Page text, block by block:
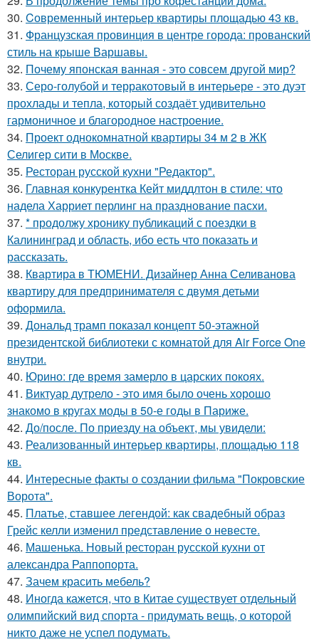
30. Cовременный интерьер квартиры площадью 43 кв.
31. Французская провинция в центре города: прованский
стиль на крыше Варшавы.
32. Почему японская ванная - это совсем другой мир?
33. Серо-голубой и терракотовый в интерьере - это дуэт
прохлады и тепла, который создаёт удивительно
гармоничное и благородное настроение.
34. Проект однокомнатной квартиры 34 м 2 в ЖК
Селигер сити в Москве.
35. Ресторан русской кухни "Редактор".
36. Главная конкурентка Кейт миддлтон в стиле: что
надела Харриет перлинг на празднование пасхи.
37. * продолжу хронику публикаций с поездки в
Калининград и область, ибо есть что показать и
рассказать.
38. Квартира в ТЮМЕНИ. Дизайнер Анна Селиванова
квартиру для предпринимателя с двумя детьми
оформила.
39. Дональд трамп показал концепт 50-этажной
президентской библиотеки с комнатой для Air Force One
внутри.
40. Юрино: где время замерло в царских покоях.
41. Виктуар дутрело - это имя было очень хорошо
знакомо в кругах моды в 50-е годы в Париже.
42. До/после. По приезду на объект, мы увидели:
43. Реализованный интерьер квартиры, площадью 118
кв.
44. Интересные факты о создании фильма "Покровские
Ворота".
45. Платье, ставшее легендой: как свадебный образ
Грейс келли изменил представление о невесте.
46. Машенька. Новый ресторан русской кухни от
александра Раппопорта.
47. Зачем красить мебель?
48. Иногда кажется, что в Китае существует отдельный
олимпийский вид спорта - придумать вещь, о которой
никто даже не успел подумать.